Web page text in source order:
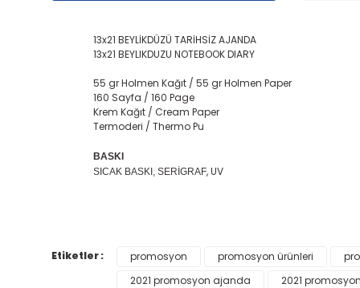
13x21 BEYLİKDÜZÜ TARİHSİZ AJANDA
13x21 BEYLIKDUZU NOTEBOOK DIARY
55 gr Holmen Kağıt / 55 gr Holmen Paper
160 Sayfa / 160 Page
Krem Kağıt / Cream Paper
Termoderi / Thermo Pu
BASKI
SICAK BASKI, SERİGRAF, UV
Ürün resmi kalitesiz, bozuk veya görüntülenemiyor.
Etiketler : promosyon promosyon ürünleri
2021 promosyon ajanda
2021